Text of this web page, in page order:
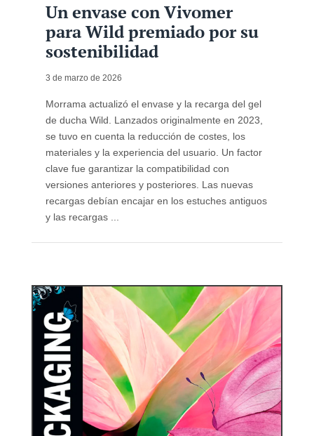
Un envase con Vivomer
para Wild premiado por su
sostenibilidad
3 de marzo de 2026
Morrama actualizó el envase y la recarga del gel
de ducha Wild. Lanzados originalmente en 2023,
se tuvo en cuenta la reducción de costes, los
materiales y la experiencia del usuario. Un factor
clave fue garantizar la compatibilidad con
versiones anteriores y posteriores. Las nuevas
recargas debían encajar en los estuches antiguos
y las recargas ...